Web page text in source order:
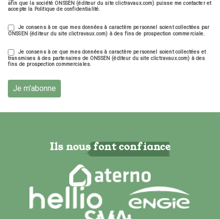
afin que la société ONSSEN (éditeur du site clictravaux.com) puisse me contacter et
accepte la Politique de confidentialité.
Je consens à ce que mes données à caractère personnel soient collectées par
ONSSEN (éditeur du site clictravaux.com) à des fins de prospection commerciale.
Je consens à ce que mes données à caractère personnel soient collectées et
transmises à des partenaires de ONSSEN (éditeur du site clictravaux.com) à des
fins de prospection commerciales.
Je m'abonne
Ils nous font confiance